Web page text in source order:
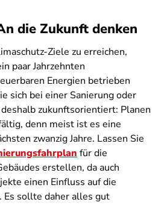
die Zukunft denken
Ziele zu erreichen,
paar Jahrzehnten
Energien betrieben
sich bei einer Sanierung oder
zukunftsorientiert: Planen
denn meist ist es eine
zwanzig Jahre. Lassen Sie
für die
erstellen, da auch
einen Einfluss auf die
Es sollte daher alles gut